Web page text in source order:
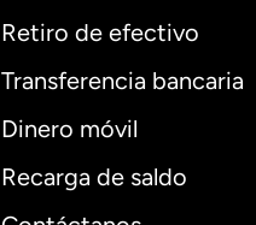
Retiro de efectivo
Transferencia bancaria
Dinero móvil
Recarga de saldo